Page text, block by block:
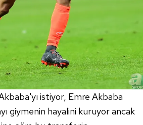
istiyor, Emre Akbaba
giymenin hayalini kuruyor ancak